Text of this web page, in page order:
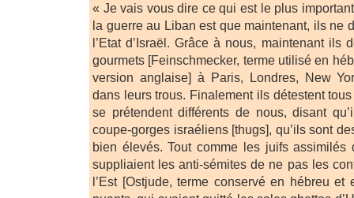
« Je vais vous dire ce qui est le plus
la guerre au Liban est que maintenant, ils ne
l’Etat d’Israël. Grâce à nous, maintenant ils
gourmets [Feinschmecker, terme utilisé en
version anglaise] à Paris, Londres, New
dans leurs trous. Finalement ils détestent
se prétendent différents de nous, disant
coupe-gorges israéliens [thugs], qu’ils sont
bien élevés. Tout comme les juifs
suppliaient les anti-sémites de ne pas les
l’Est [Ostjude, terme conservé en hébreu et